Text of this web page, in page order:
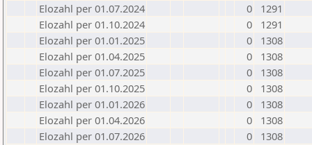
Elozahl per 01.07.2024
0
1291
Elozahl per 01.10.2024
0
1291
Elozahl per 01.01.2025
0
1308
Elozahl per 01.04.2025
0
1308
Elozahl per 01.07.2025
0
1308
Elozahl per 01.10.2025
0
1308
Elozahl per 01.01.2026
0
1308
Elozahl per 01.04.2026
0
1308
Elozahl per 01.07.2026
0
1308